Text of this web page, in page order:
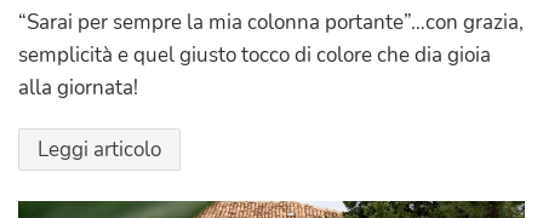
“Sarai per sempre la mia colonna portante”…con grazia,
semplicità e quel giusto tocco di colore che dia gioia
alla giornata!
Leggi articolo